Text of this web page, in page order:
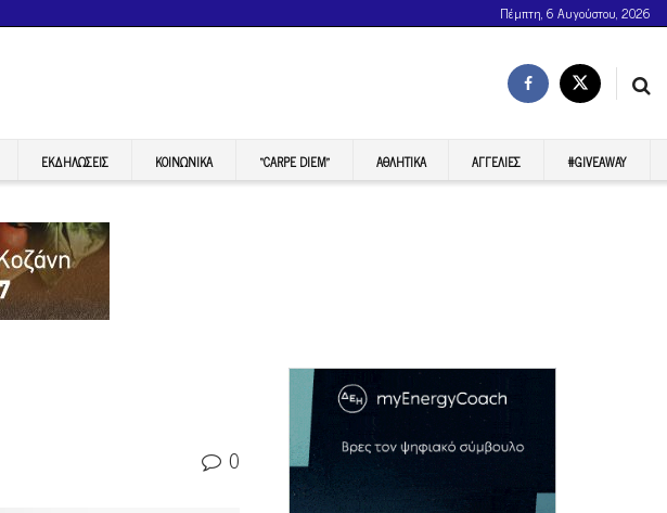
Πέμπτη, 6 Αυγούστου, 2026
ΕΚΔΗΛΏΣΕΙΣ ΚΟΙΝΩΝΙΚΆ “CARPE DIEM” ΑΘΛΗΤΙΚΆ ΑΓΓΕΛΊΕΣ #GIVEAWAY
0